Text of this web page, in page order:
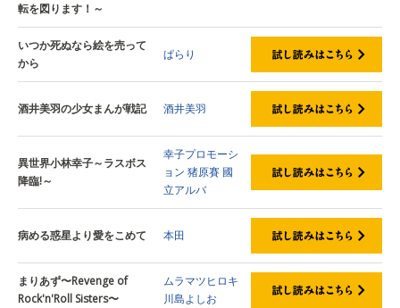
転を図ります！～
いつか死ぬなら絵を売って
から
ぱらり
酒井美羽の少女まんが戦記 酒井美羽
異世界小林幸子～ラスボス
降臨!～
幸子プロモーシ
ョン 猪原賽 國
立アルバ
病める惑星より愛をこめて 本田
まりあず〜Revenge of
Rock'n'Roll Sisters〜
ムラマツヒロキ
川島よしお